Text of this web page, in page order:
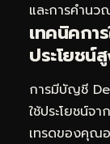
และการคำน
เทคนิคกา
ประโยชน์
การมีบัญชี
ใช้ประโยชน์จ
เทรดของคุณ